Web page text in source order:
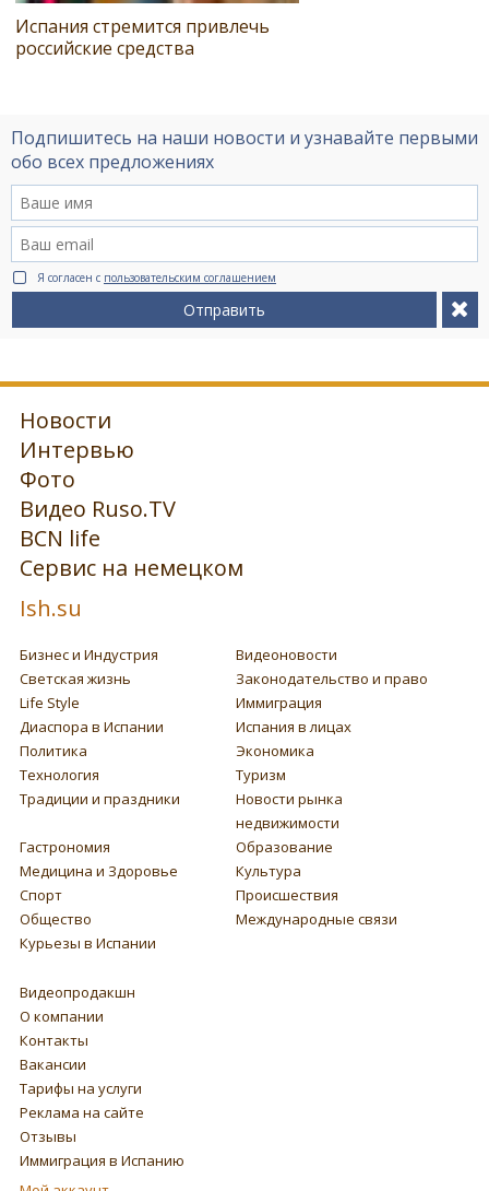
Испания стремится привлечь
российские средства
Подпишитесь на наши новости и узнавайте первыми
обо всех предложениях
Я согласен с пользовательским соглашением
Отправить
Новости
Интервью
Фото
Видео Ruso.TV
BCN life
Сервис на немецком
Ish.su
Бизнес и Индустрия
Видеоновости
Светская жизнь
Законодательство и право
Life Style
Иммиграция
Диаспора в Испании
Испания в лицах
Политика
Экономика
Технология
Туризм
Традиции и праздники
Новости рынка
недвижимости
Гастрономия
Образование
Медицина и Здоровье
Культура
Спорт
Происшествия
Общество
Международные связи
Курьезы в Испании
Видеопродакшн
О компании
Контакты
Вакансии
Тарифы на услуги
Реклама на сайте
Отзывы
Иммиграция в Испанию